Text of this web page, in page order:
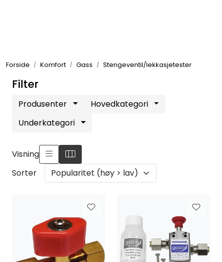
Forside Komfort Gass Stengeventil/lekkasjetester
Filter
Produsenter
Hovedkategori
Underkategori
Visning
Sorter
Bygg/Innredning
VVS
Fortøyning
Fritid/Sikkerhet